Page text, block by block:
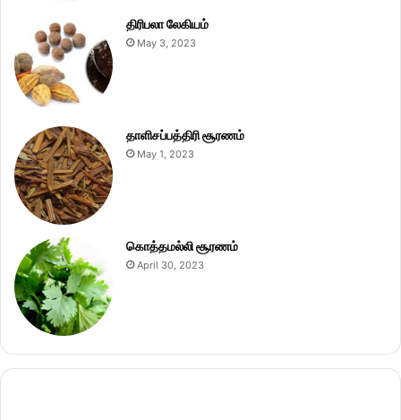
திரிபலா லேகியம்
May 3, 2023
தாளிசப்பத்திரி சூரணம்
May 1, 2023
கொத்தமல்லி சூரணம்
April 30, 2023